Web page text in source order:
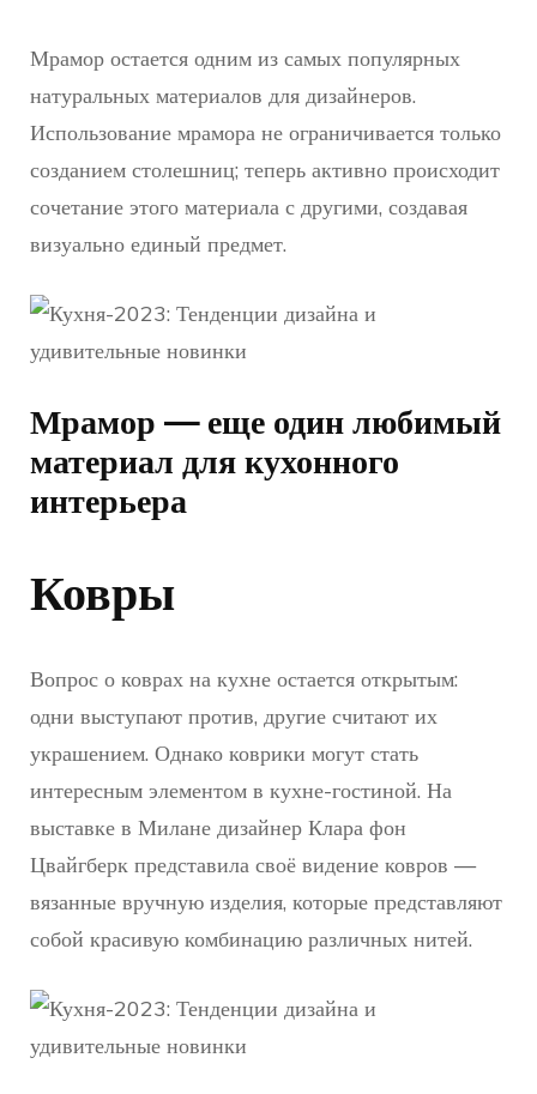
Мрамор остается одним из самых популярных
натуральных материалов для дизайнеров.
Использование мрамора не ограничивается только
созданием столешниц; теперь активно происходит
сочетание этого материала с другими, создавая
визуально единый предмет.
Мрамор — еще один любимый
материал для кухонного
интерьера
Ковры
Вопрос о коврах на кухне остается открытым:
одни выступают против, другие считают их
украшением. Однако коврики могут стать
интересным элементом в кухне-гостиной. На
выставке в Милане дизайнер Клара фон
Цвайгберк представила своё видение ковров —
вязанные вручную изделия, которые представляют
собой красивую комбинацию различных нитей.